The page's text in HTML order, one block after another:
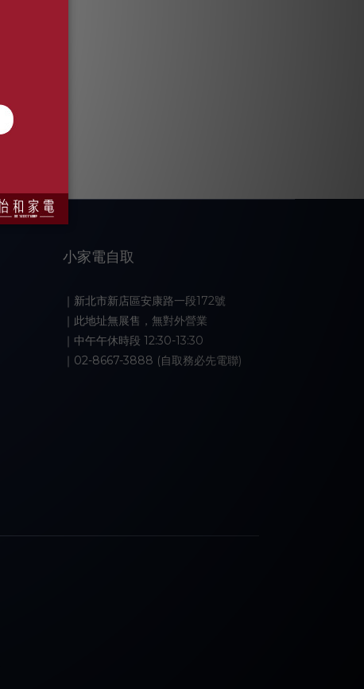
小家電自取
｜新北市新店區安康路一段172號
｜此地址無展售，無對外營業
｜中午午休時段 12:30-13:30
｜02-8667-3888 (自取務必先電聯)